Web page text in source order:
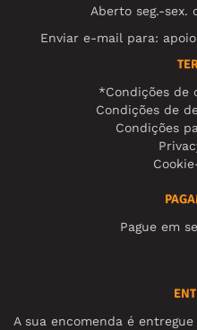
Aberto seg.-sex.
Enviar e-mail para:
*Condições de
Condições de
Condições
Pague em
A sua encomenda é